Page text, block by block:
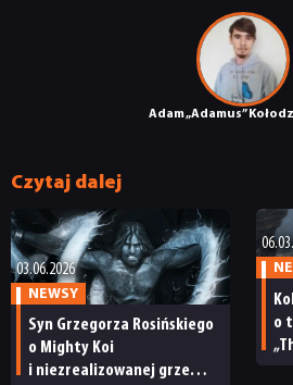
Adam „Adamus”
Czytaj dalej
03.06.2026
NEWSY
Syn Grzegorza Rosińskiego
o Mighty Koi
i niezrealizowanej grze
o